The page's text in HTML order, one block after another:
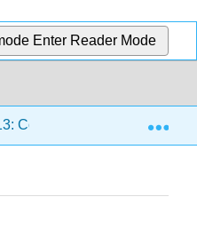
Enter Reader Mode
Comprensión de la